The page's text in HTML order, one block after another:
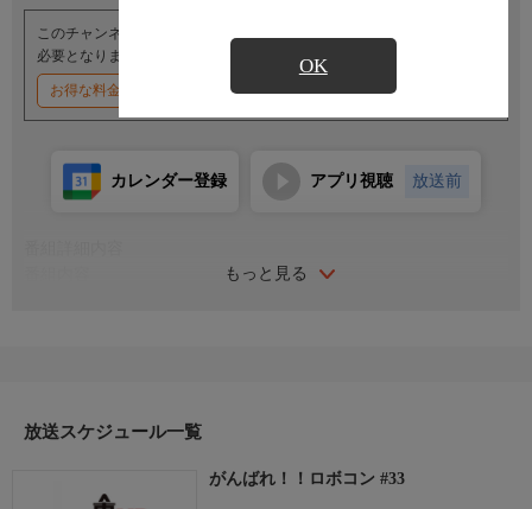
OK
このチャンネルのご視聴には、オプションチャンネル(有料)のご契約が
必要となります。
お得な料金割引キャンペーン実施中
もっと見る
カレンダー登録 アプリ視聴 放送前
放送スケジュール一覧
がんばれ！！ロボコン #33